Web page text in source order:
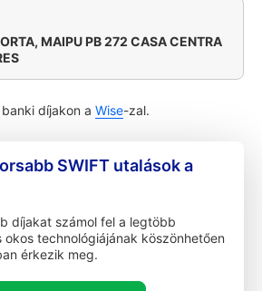
MAIPU PB 272 CASA CENTRA
díjakon a Wise-zal.
SWIFT utalások a
díjakat számol fel a legtöbb
technológiájának köszönhetően
érkezik meg.